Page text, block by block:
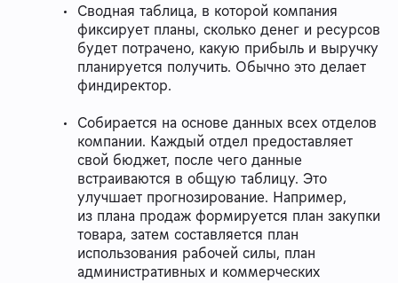
Сводная таблица, в которой компания
фиксирует планы, сколько денег и ресурсов
будет потрачено, какую прибыль и выручку
планируется получить. Обычно это делает
финдиректор.
Собирается на основе данных всех отделов
компании. Каждый отдел предоставляет
свой бюджет, после чего данные
встраиваются в общую таблицу. Это
улучшает прогнозирование. Например,
из плана продаж формируется план закупки
товара, затем составляется план
использования рабочей силы, план
административных и коммерческих